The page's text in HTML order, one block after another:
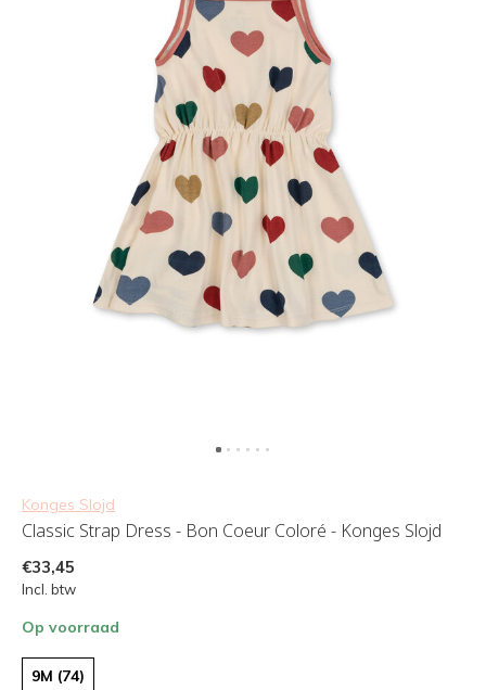
Konges Slojd
Classic Strap Dress - Bon Coeur Coloré - Konges Slojd
€33,45
Incl. btw
Op voorraad
9M (74)